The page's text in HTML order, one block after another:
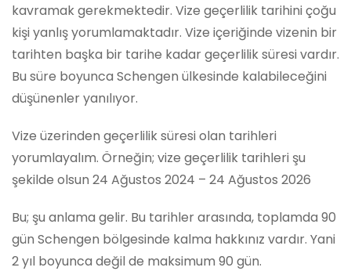
kavramak gerekmektedir. Vize geçerlilik tarihini çoğu
kişi yanlış yorumlamaktadır. Vize içeriğinde vizenin bir
tarihten başka bir tarihe kadar geçerlilik süresi vardır.
Bu süre boyunca Schengen ülkesinde kalabileceğini
düşünenler yanılıyor.
Vize üzerinden geçerlilik süresi olan tarihleri
yorumlayalım. Örneğin; vize geçerlilik tarihleri şu
şekilde olsun 24 Ağustos 2024 – 24 Ağustos 2026
Bu; şu anlama gelir. Bu tarihler arasında, toplamda 90
gün Schengen bölgesinde kalma hakkınız vardır. Yani
2 yıl boyunca değil de maksimum 90 gün.